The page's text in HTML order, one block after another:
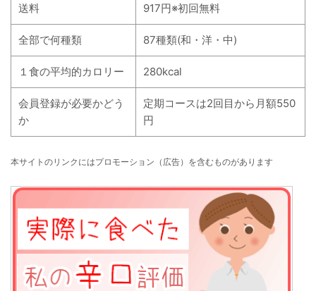
送料 917円※初回無料
全部で何種類 87種類(和・洋・中)
１食の平均的カロリー 280kcal
会員登録が必要かどう
か
定期コースは2回目から月額550
円
本サイトのリンクにはプロモーション（広告）を含むものがあります